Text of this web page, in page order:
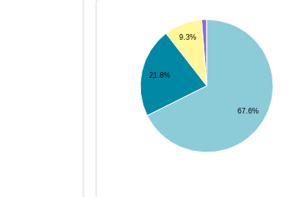
9.3%
21.8%
67.6%